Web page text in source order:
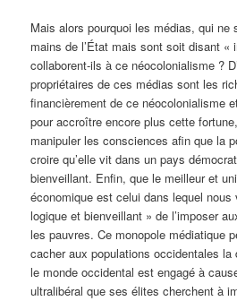
Mais alors pourquoi les médias, qui ne
mains de l’État mais sont soit disant «
collaborent-ils à ce néocolonialisme ?
propriétaires de ces médias sont les
financièrement de ce néocolonialisme
pour accroître encore plus cette
manipuler les consciences afin que la
croire qu’elle vit dans un pays
bienveillant. Enfin, que le meilleur et
économique est celui dans lequel nous
logique et bienveillant » de l’imposer
les pauvres. Ce monopole médiatique
cacher aux populations occidentales la
le monde occidental est engagé à
ultralibéral que ses élites cherchent à